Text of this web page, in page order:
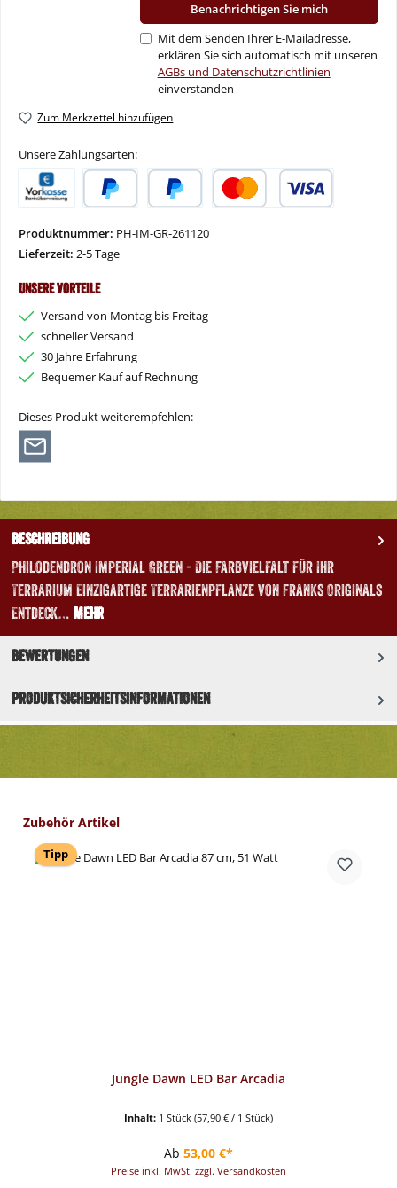
Benachrichtigen Sie mich
Mit dem Senden Ihrer E-Mailadresse,
erklären Sie sich automatisch mit unseren
AGBs und Datenschutzrichtlinien
einverstanden
Zum Merkzettel hinzufügen
Unsere Zahlungsarten:
Produktnummer: PH-IM-GR-261120
Lieferzeit: 2-5 Tage
Unsere Vorteile
Versand von Montag bis Freitag
schneller Versand
30 Jahre Erfahrung
Bequemer Kauf auf Rechnung
Dieses Produkt weiterempfehlen:
Beschreibung
Philodendron Imperial Green - Die Farbvielfalt für Ihr
Terrarium Einzigartige Terrarienpflanze von Franks Originals
Entdeck… Mehr
Bewertungen
Produktsicherheitsinformationen
Produktgalerie überspringen
Zubehör Artikel
Tipp
Jungle Dawn LED Bar Arcadia
Inhalt: 1 Stück (57,90 € / 1 Stück)
Regulärer Preis:
Ab 53,00 €*
Preise inkl. MwSt. zzgl. Versandkosten